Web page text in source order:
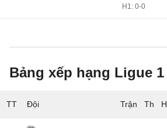
H1: 0-0
Bảng xếp hạng Ligue 1
TT Đội